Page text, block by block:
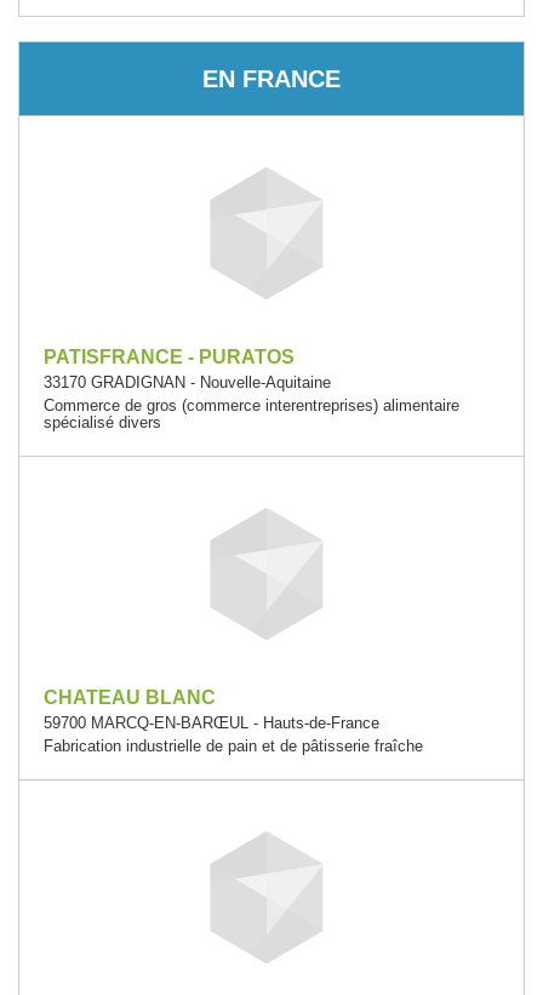
EN FRANCE
PATISFRANCE - PURATOS
33170 GRADIGNAN - Nouvelle-Aquitaine
Commerce de gros (commerce interentreprises) alimentaire
spécialisé divers
CHATEAU BLANC
59700 MARCQ-EN-BARŒUL - Hauts-de-France
Fabrication industrielle de pain et de pâtisserie fraîche